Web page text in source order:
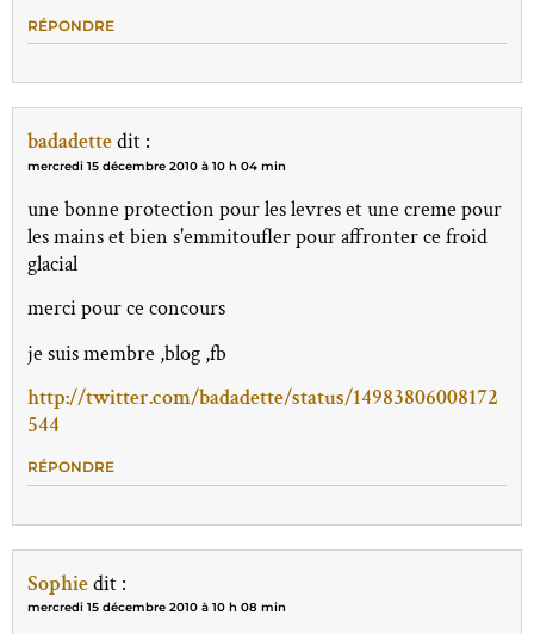
RÉPONDRE
badadettedit :
mercredi 15 décembre 2010 à 10 h 04 min
une bonne protection pour les levres et une creme pour
les mains et bien s'emmitoufler pour affronter ce froid
glacial
merci pour ce concours
je suis membre ,blog ,fb
http://twitter.com/badadette/status/14983806008172
544
RÉPONDRE
Sophiedit :
mercredi 15 décembre 2010 à 10 h 08 min